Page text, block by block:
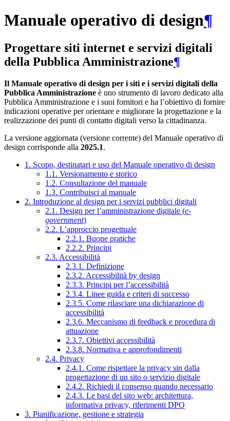
Manuale operativo di design¶
Progettare siti internet e servizi digitali
della Pubblica Amministrazione¶
Il Manuale operativo di design per i siti e i servizi digitali della
Pubblica Amministrazione è uno strumento di lavoro dedicato alla
Pubblica Amministrazione e i suoi fornitori e ha l’obiettivo di fornire
indicazioni operative per orientare e migliorare la progettazione e la
realizzazione dei punti di contatto digitali verso la cittadinanza.
La versione aggiornata (versione corrente) del Manuale operativo di
design corrisponde alla 2025.1.
1. Scopo, destinatari e uso del Manuale operativo di design
1.1. Versionamento e storico
1.2. Consultazione del manuale
1.3. Contribuisci al manuale
2. Introduzione al design per i servizi pubblici digitali
2.1. Design per l’amministrazione digitale (e-
government)
2.2. L’approccio progettuale
2.2.1. Buone pratiche
2.2.2. Principi
2.3. Accessibilità
2.3.1. Definizione
2.3.2. Accessibilità by design
2.3.3. Principi per l’accessibilità
2.3.4. Linee guida e criteri di successo
2.3.5. Come rilasciare una dichiarazione di
accessibilità
2.3.6. Meccanismo di feedback e procedura di
attuazione
2.3.7. Obiettivi accessibilità
2.3.8. Normativa e approfondimenti
2.4. Privacy
2.4.1. Come rispettare la privacy sin dalla
progettazione di un sito o servizio digitale
2.4.2. Richiedi il consenso quando necessario
2.4.3. Le basi del sito web: architettura,
informativa privacy, riferimenti DPO
3. Pianificazione, gestione e strategia